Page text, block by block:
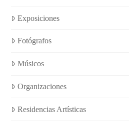
Exposiciones
Fotógrafos
Músicos
Organizaciones
Residencias Artísticas